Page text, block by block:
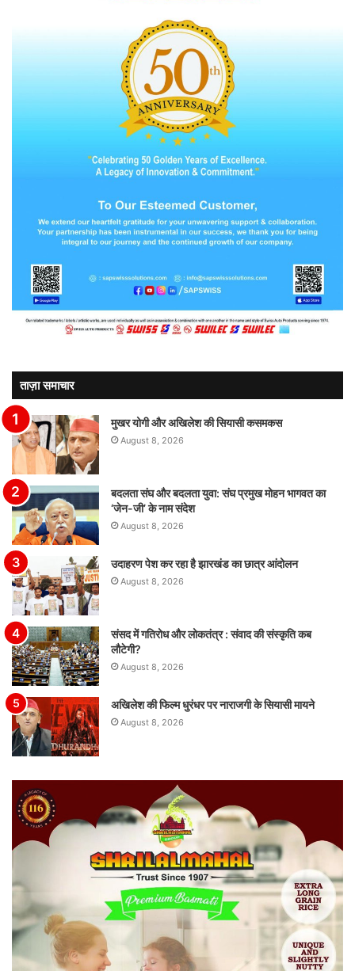
ताज़ा समाचार
मुखर योगी और अखिलेश की सियासी कसमकस
August 8, 2026
बदलता संघ और बदलता युवा: संघ प्रमुख मोहन भागवत का
‘जेन-जी’ के नाम संदेश
August 8, 2026
उदाहरण पेश कर रहा है झारखंड का छात्र आंदोलन
August 8, 2026
संसद में गतिरोध और लोकतंत्र : संवाद की संस्कृति कब
लौटेगी?
August 8, 2026
अखिलेश की फिल्म धुरंधर पर नाराजगी के सियासी मायने
August 8, 2026